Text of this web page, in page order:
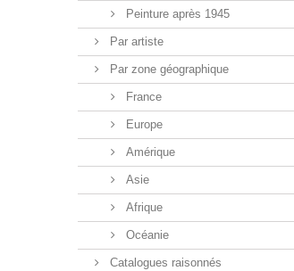
Peinture après 1945
Par artiste
Par zone géographique
France
Europe
Amérique
Asie
Afrique
Océanie
Catalogues raisonnés